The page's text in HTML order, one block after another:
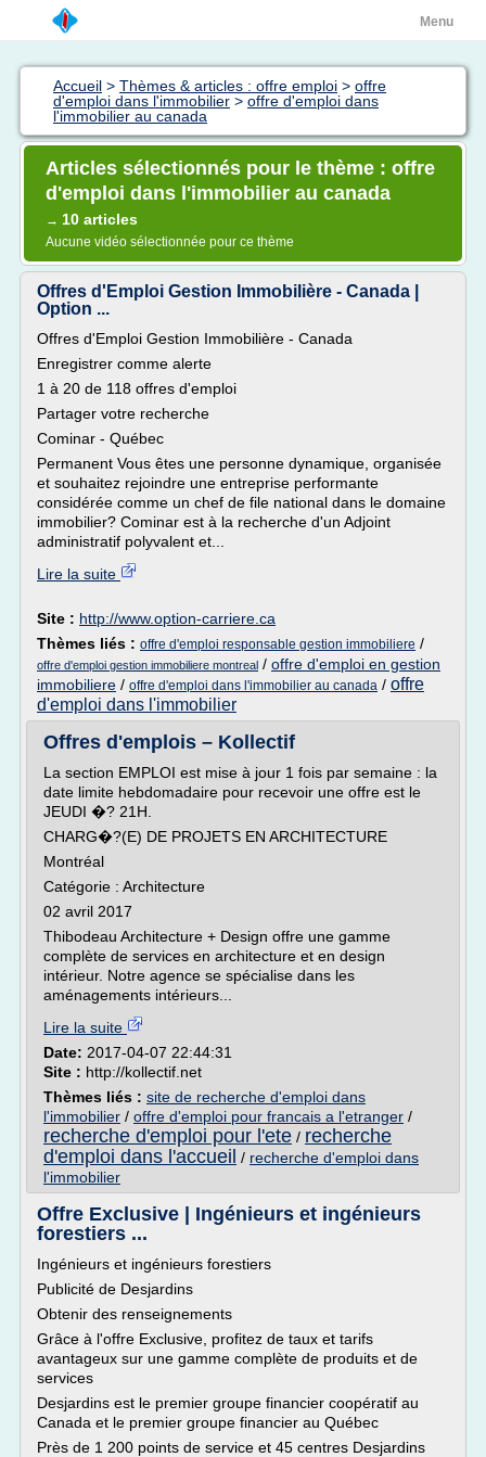
Menu
Accueil > Thèmes & articles : offre emploi > offre
d'emploi dans l'immobilier > offre d'emploi dans
l'immobilier au canada
Articles sélectionnés pour le thème : offre
d'emploi dans l'immobilier au canada
→ 10 articles
Aucune vidéo sélectionnée pour ce thème
Offres d'Emploi Gestion Immobilière - Canada |
Option ...
Offres d'Emploi Gestion Immobilière - Canada
Enregistrer comme alerte
1 à 20 de 118 offres d'emploi
Partager votre recherche
Cominar - Québec
Permanent Vous êtes une personne dynamique, organisée
et souhaitez rejoindre une entreprise performante
considérée comme un chef de file national dans le domaine
immobilier? Cominar est à la recherche d'un Adjoint
administratif polyvalent et...
Lire la suite
Site : http://www.option-carriere.ca
Thèmes liés : offre d'emploi responsable gestion immobiliere /
offre d'emploi gestion immobiliere montreal / offre d'emploi en gestion
immobiliere / offre d'emploi dans l'immobilier au canada / offre
d'emploi dans l'immobilier
Offres d'emplois – Kollectif
La section EMPLOI est mise à jour 1 fois par semaine : la
date limite hebdomadaire pour recevoir une offre est le
JEUDI �? 21H.
CHARG�?(E) DE PROJETS EN ARCHITECTURE
Montréal
Catégorie : Architecture
02 avril 2017
Thibodeau Architecture + Design offre une gamme
complète de services en architecture et en design
intérieur. Notre agence se spécialise dans les
aménagements intérieurs...
Lire la suite
Date: 2017-04-07 22:44:31
Site : http://kollectif.net
Thèmes liés : site de recherche d'emploi dans
l'immobilier / offre d'emploi pour francais a l'etranger /
recherche d'emploi pour l'ete / recherche
d'emploi dans l'accueil / recherche d'emploi dans
l'immobilier
Offre Exclusive | Ingénieurs et ingénieurs
forestiers ...
Ingénieurs et ingénieurs forestiers
Publicité de Desjardins
Obtenir des renseignements
Grâce à l'offre Exclusive, profitez de taux et tarifs
avantageux sur une gamme complète de produits et de
services
Desjardins est le premier groupe financier coopératif au
Canada et le premier groupe financier au Québec
Près de 1 200 points de service et 45 centres Desjardins